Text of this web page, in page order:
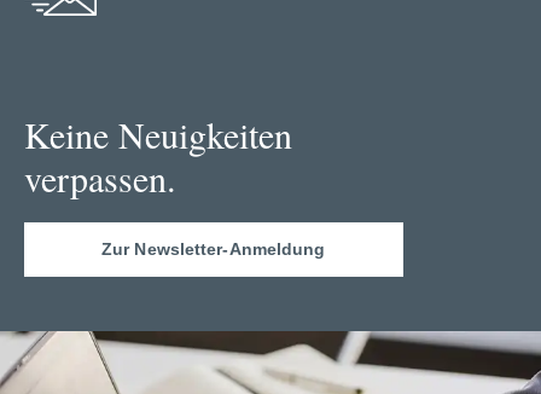
Keine Neuigkeiten
verpassen.
Zur Newsletter-Anmeldung